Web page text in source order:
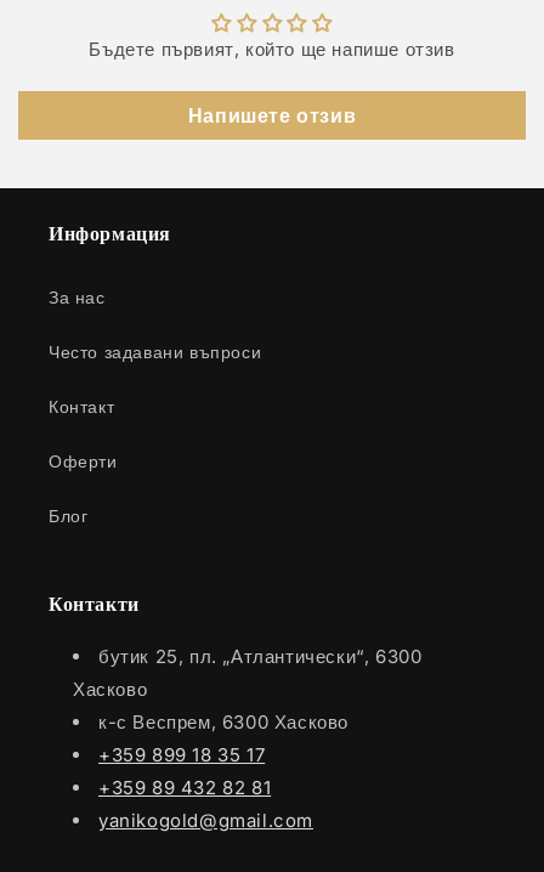
Бъдете първият, който ще напише отзив
Напишете отзив
Информация
За нас
Често задавани въпроси
Контакт
Оферти
Блог
Контакти
бутик 25, пл. „Атлантически“, 6300
Хасково
к-с Веспрем, 6300 Хасково
+359 899 18 35 17
+359 89 432 82 81
yanikogold@gmail.com